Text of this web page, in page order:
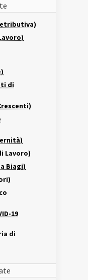
di
Lavoro)
Biagi)
19
di